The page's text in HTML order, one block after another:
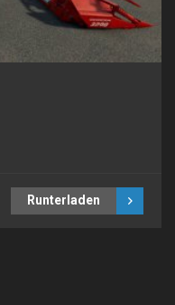
Runterladen